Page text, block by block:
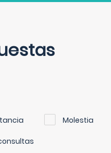
Molestia